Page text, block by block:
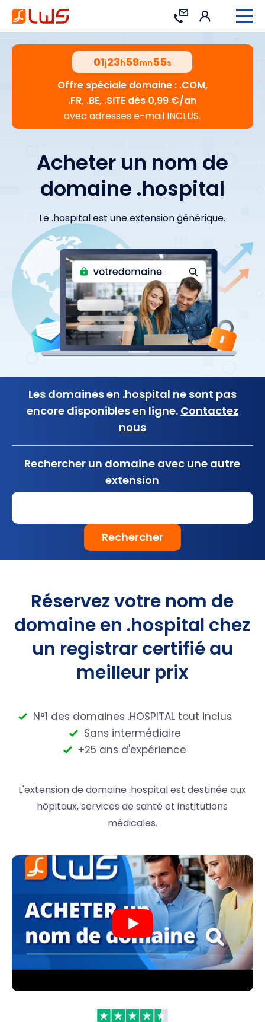
Contact Connexion
01j23h59mn54s
Offre spéciale domaine : .COM,
.FR, .BE, .SITE dès 0,99 €/an
avec adresses e-mail INCLUS.
Acheter un nom de
domaine .hospital
Le .hospital est une extension générique.
Les domaines en .hospital ne sont pas
encore disponibles en ligne. Contactez
nous
Rechercher un domaine avec une autre
extension
Rechercher
Réservez votre nom de
domaine en .hospital chez
un registrar certifié au
meilleur prix
N°1 des domaines .HOSPITAL tout inclus
Sans intermédiaire
+25 ans d'expérience
L'extension de domaine .hospital est destinée aux
hôpitaux, services de santé et institutions
médicales.